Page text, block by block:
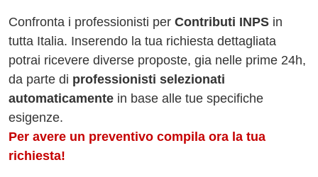
Confronta i professionisti per Contributi INPS in
tutta Italia. Inserendo la tua richiesta dettagliata
potrai ricevere diverse proposte, gia nelle prime 24h,
da parte di professionisti selezionati
automaticamente in base alle tue specifiche
esigenze.
Per avere un preventivo compila ora la tua
richiesta!